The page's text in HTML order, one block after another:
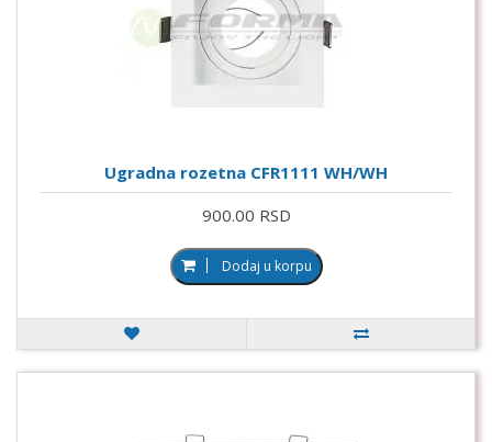
Ugradna rozetna CFR1111 WH/WH
900.00 RSD
Dodaj u korpu